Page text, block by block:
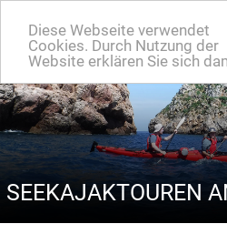
Diese Webseite verwendet
Cookies. Durch Nutzung der
Website erklären Sie sich
SEEKAJAKTOUREN